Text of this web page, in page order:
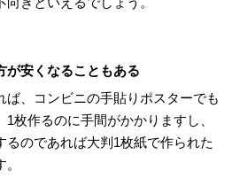
が安くなることもある
ば、コンビニの手貼りポスターでも
枚作るのに手間がかかりますし、
るのであれば大判1枚紙で作られた